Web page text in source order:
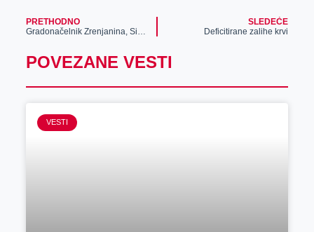
PRETHODNO
SLEDEĆE
Deficitirane zalihe krvi
POVEZANE VESTI
VESTI